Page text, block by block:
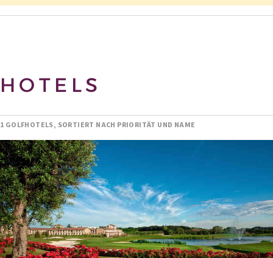
HOTELS
1 GOLFHOTELS, SORTIERT NACH PRIORITÄT UND NAME